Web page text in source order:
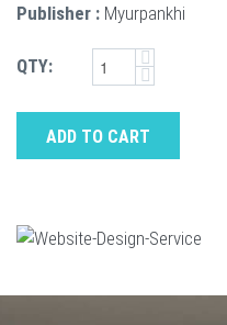
Publisher : Myurpankhi
QTY:
ADD TO CART